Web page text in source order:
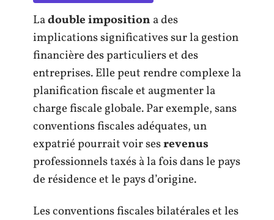
Ladouble imposition a des
implications significatives sur la gestion
financière des particuliers et des
entreprises. Elle peut rendre complexe la
planification fiscale et augmenter la
charge fiscale globale. Par exemple, sans
conventions fiscales adéquates, un
expatrié pourrait voir sesrevenus
professionnels taxés à la fois dans le pays
de résidence et le pays d’origine.
Les conventions fiscales bilatérales et les